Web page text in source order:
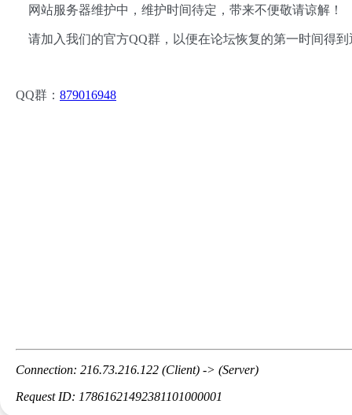
网站服务器维护中，维护时间待定，带来不便敬请谅解！
请加入我们的官方QQ群，以便在论坛恢复的第一时间得到
QQ群： 879016948
Connection: 216.73.216.122 (Client) -> (Server)
Request ID: 17861621492381101000001